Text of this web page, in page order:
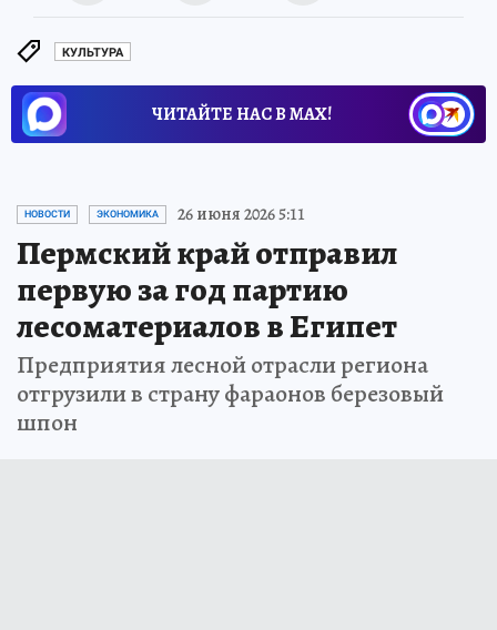
КУЛЬТУРА
ЧИТАЙТЕ НАС В МАХ!
НОВОСТИ ЭКОНОМИКА 26 июня 2026 5:11
Пермский край отправил
первую за год партию
лесоматериалов в Египет
Предприятия лесной отрасли региона
отгрузили в страну фараонов березовый
шпон